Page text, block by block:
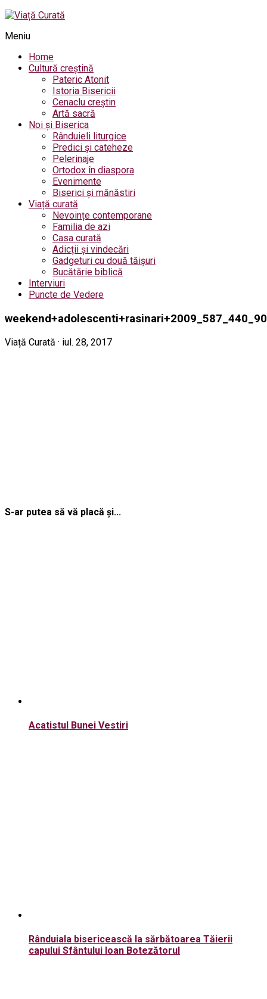
Meniu
Home
Cultură creștină
Pateric Atonit
Istoria Bisericii
Cenaclu creștin
Artă sacră
Noi și Biserica
Rânduieli liturgice
Predici și cateheze
Pelerinaje
Ortodox în diaspora
Evenimente
Biserici și mănăstiri
Viață curată
Nevoințe contemporane
Familia de azi
Casa curată
Adicții și vindecări
Gadgeturi cu două tăișuri
Bucătărie biblică
Interviuri
Puncte de Vedere
weekend+adolescenti+rasinari+2009_587_440_90
Viață Curată · iul. 28, 2017
S-ar putea să vă placă și...
Acatistul Bunei Vestiri
Rânduiala bisericească la sărbătoarea Tăierii
capului Sfântului Ioan Botezătorul